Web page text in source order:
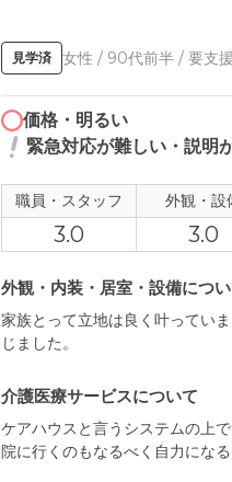
見学済 女性 / 90代前半 / 要支
価格・明るい
緊急対応が難しい・説明
職員・スタッフ 外観・設
3.0 3.0
外観・内装・居室・設備につ
家族とって立地は良く叶ってい
じました。
介護医療サービスについて
ケアハウスと言うシステムの上
院に行くのもなるべく自力になる